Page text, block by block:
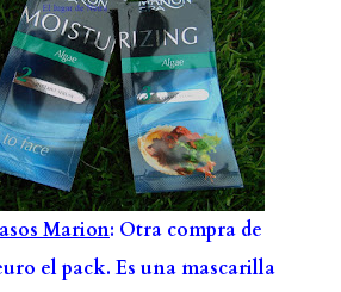
Marion: Otra compra de
el pack. Es una mascarilla